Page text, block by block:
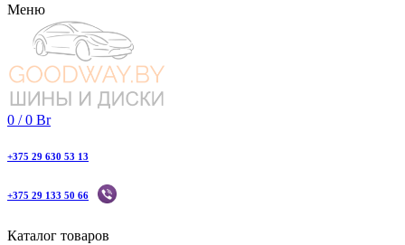
Меню
0 / 0 Br
+375 29 630 53 13
+375 29 133 50 66
Каталог товаров